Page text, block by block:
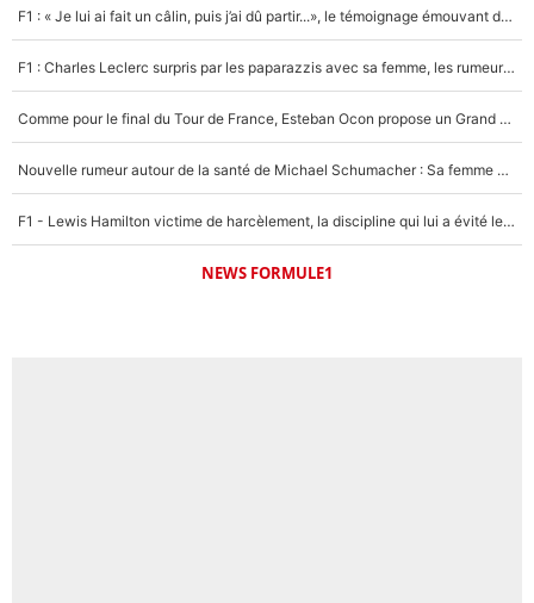
Un autre joueur
5%
F1 : « Je lui ai fait un câlin, puis j’ai dû partir...», le témoignage émouvant de Max Verstappen sur sa fille
F1 : Charles Leclerc surpris par les paparazzis avec sa femme, les rumeurs étaient vraies !
Comme pour le final du Tour de France, Esteban Ocon propose un Grand Prix de Formule 1 à Paris : «Autour de l’Arc de Triomphe, ce serait génial» !
Nouvelle rumeur autour de la santé de Michael Schumacher : Sa femme Corinna sort du silence
F1 - Lewis Hamilton victime de harcèlement, la discipline qui lui a évité le pire : «J'aurais probablement mal tourné»
NEWS FORMULE1